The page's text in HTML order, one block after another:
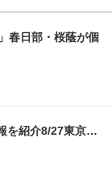
春日部・桜蔭が個
を紹介8/27東京…